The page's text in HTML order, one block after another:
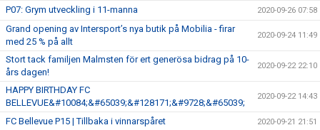
P07: Grym utveckling i 11-manna 2020-09-26 07:58
Grand opening av Intersport’s nya butik på Mobilia - firar
med 25 % på allt
2020-09-24 11:49
Stort tack familjen Malmsten för ert generösa bidrag på 10-
års dagen!
2020-09-22 22:10
HAPPY BIRTHDAY FC
BELLEVUE&#10084;&#65039;&#128171;&#9728;&#65039;
2020-09-22 14:43
FC Bellevue P15 | Tillbaka i vinnarspåret 2020-09-21 21:51